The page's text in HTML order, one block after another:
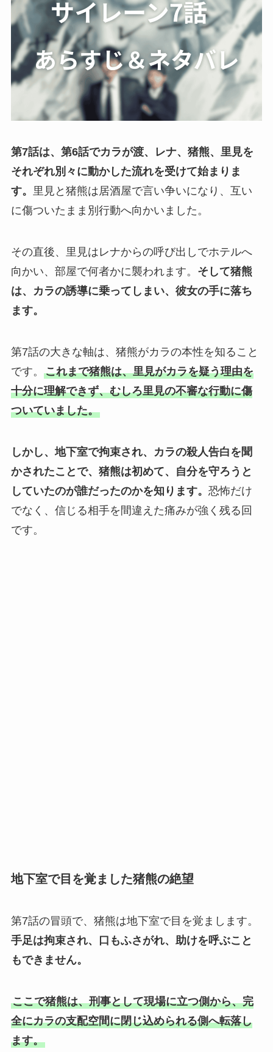
第7話は、第6話でカラが渡、レナ、猪熊、里見を
それぞれ別々に動かした流れを受けて始まりま
す。
里見と猪熊は居酒屋で言い争いになり、互い
に傷ついたまま別行動へ向かいました。
その直後、里見はレナからの呼び出しでホテルへ
向かい、部屋で何者かに襲われます。 そして猪熊
は、カラの誘導に乗ってしまい、彼女の手に落ち
ます。
第7話の大きな軸は、猪熊がカラの本性を知ること
です。 これまで猪熊は、里見がカラを疑う理由を
十分に理解できず、むしろ里見の不審な行動に傷
ついていました。
しかし、地下室で拘束され、カラの殺人告白を聞
かされたことで、猪熊は初めて、自分を守ろうと
していたのが誰だったのかを知ります。 恐怖だけ
でなく、信じる相手を間違えた痛みが強く残る回
です。
地下室で目を覚ました猪熊の絶望
第7話の冒頭で、猪熊は地下室で目を覚まします。
手足は拘束され、口もふさがれ、助けを呼ぶこと
もできません。
ここで猪熊は、刑事として現場に立つ側から、完
全にカラの支配空間に閉じ込められる側へ転落し
ます。